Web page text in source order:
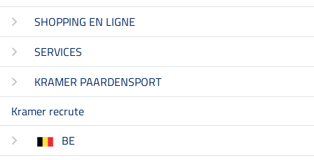
SHOPPING EN LIGNE
SERVICES
KRAMER PAARDENSPORT
Kramer recrute
BE